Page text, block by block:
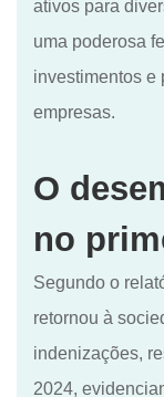
ativos para
uma poderosa
investimentos e
empresas.
O
no
Segundo o
retornou à
indenizações,
2024,